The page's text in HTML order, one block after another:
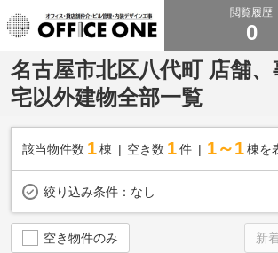
閲覧履歴
0
名古屋市北区八代町 店舗
宅以外建物全部一覧
該当物件数 1棟 空き数 1 件 1～1 棟を
絞り込み条件： なし
空き物件のみ